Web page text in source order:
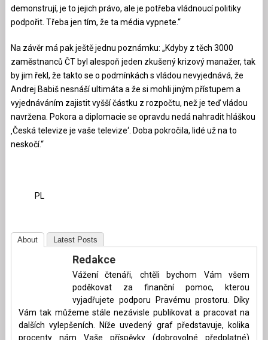
demonstrují, je to jejich právo, ale je potřeba vládnoucí politiky
podpořit. Třeba jen tím, že ta média vypnete.“
Na závěr má pak ještě jednu poznámku: „Kdyby z těch 3000
zaměstnanců ČT byl alespoň jeden zkušený krizový manažer, tak
by jim řekl, že takto se o podmínkách s vládou nevyjednává, že
Andrej Babiš nesnáší ultimáta a že si mohli jiným přístupem a
vyjednáváním zajistit vyšší částku z rozpočtu, než je teď vládou
navržena. Pokora a diplomacie se opravdu nedá nahradit hláškou
‚Česká televize je vaše televize‘. Doba pokročila, lidé už na to
neskočí.“
PL
About Latest Posts
Redakce
Vážení čtenáři, chtěli bychom Vám všem
poděkovat za finanční pomoc, kterou
vyjadřujete podporu Pravému prostoru. Díky
Vám tak můžeme stále nezávisle publikovat a pracovat na
dalších vylepšeních. Níže uvedený graf představuje, kolika
procenty nám Vaše příspěvky (dobrovolné předplatné)